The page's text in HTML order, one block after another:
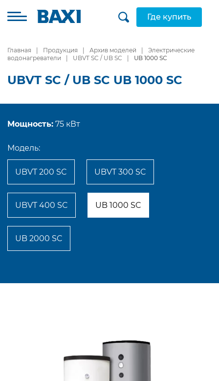
Где купить
Главная Продукция Архив моделей
Электрические
водонагреватели
UBVT SC / UB SC UB 1000 SC
UBVT SC / UB SC UB 1000 SC
Мощность: 75 кВт
Модель:
UBVT 200 SC UBVT 300 SC
UBVT 400 SC UB 1000 SC
UB 2000 SC